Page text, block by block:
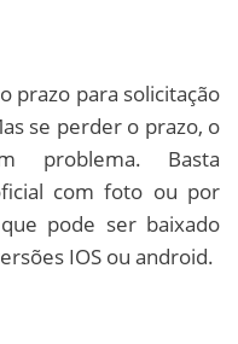
prazo para solicitação
se perder o prazo, o
problema. Basta
com foto ou por
pode ser baixado
IOS ou android.